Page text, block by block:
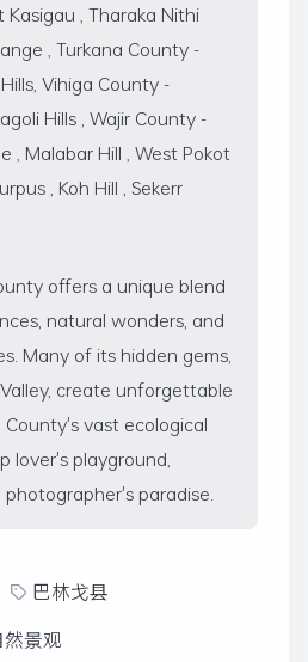
Kasigau , Tharaka Nithi
, Turkana County -
Vihiga County -
Hills , Wajir County -
, Malabar Hill , West Pokot
, Koh Hill , Sekerr
offers a unique blend
natural wonders, and
Many of its hidden gems,
create unforgettable
County's vast ecological
lover's playground,
paradise.
巴林戈县
然景观